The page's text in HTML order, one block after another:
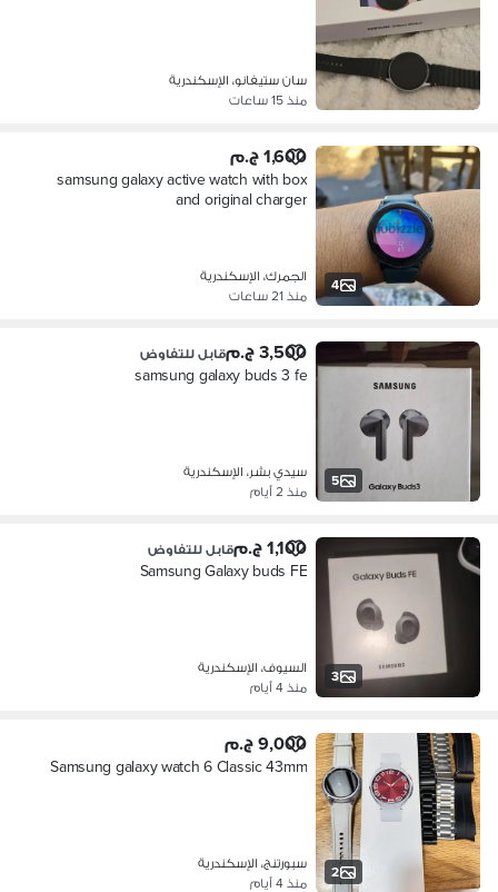
سان ستيفانو، الإسكندرية
منذ 15 ساعات
4
1,600 ج.م
samsung galaxy active watch with box
and original charger
الجمرك، الإسكندرية
منذ 21 ساعات
5
3,500 ج.م قابل للتفاوض
samsung galaxy buds 3 fe
سيدي بشر، الإسكندرية
منذ 2 أيام
3
1,100 ج.م قابل للتفاوض
Samsung Galaxy buds FE
السيوف، الإسكندرية
منذ 4 أيام
2
9,000 ج.م
Samsung galaxy watch 6 Classic 43mm
سبورتنج، الإسكندرية
منذ 4 أيام